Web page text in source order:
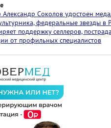
Александр Соколов удостоен
федеральные звезды в
поддержку селлеров,
от профильных специалистов